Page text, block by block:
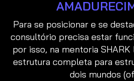
Para se posicionar e se
consultório precisa estar
por isso, na mentoria
estrutura completa para
dois mundos